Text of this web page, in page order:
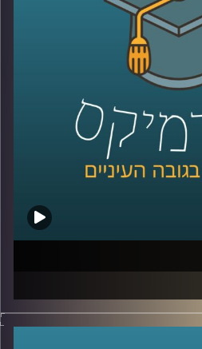
תדירותם של אחרים.
מה מניע אותנו, לאיזה
אותנו. מאמינים שאנשים
ענו לעצמכם על השאלה
דיקן ביה"ס למנהל